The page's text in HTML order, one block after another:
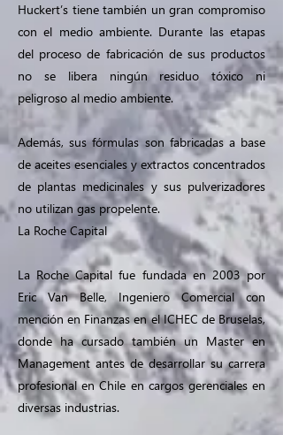
Huckert’s tiene también un gran compromiso
con el medio ambiente. Durante las etapas
del proceso de fabricación de sus productos
no se libera ningún residuo tóxico ni
peligroso al medio ambiente.
Además, sus fórmulas son fabricadas a base
de aceites esenciales y extractos concentrados
de plantas medicinales y sus pulverizadores
no utilizan gas propelente.
La Roche Capital
La Roche Capital fue fundada en 2003 por
Eric Van Belle, Ingeniero Comercial con
mención en Finanzas en el ICHEC de Bruselas,
donde ha cursado también un Master en
Management antes de desarrollar su carrera
profesional en Chile en cargos gerenciales en
diversas industrias.